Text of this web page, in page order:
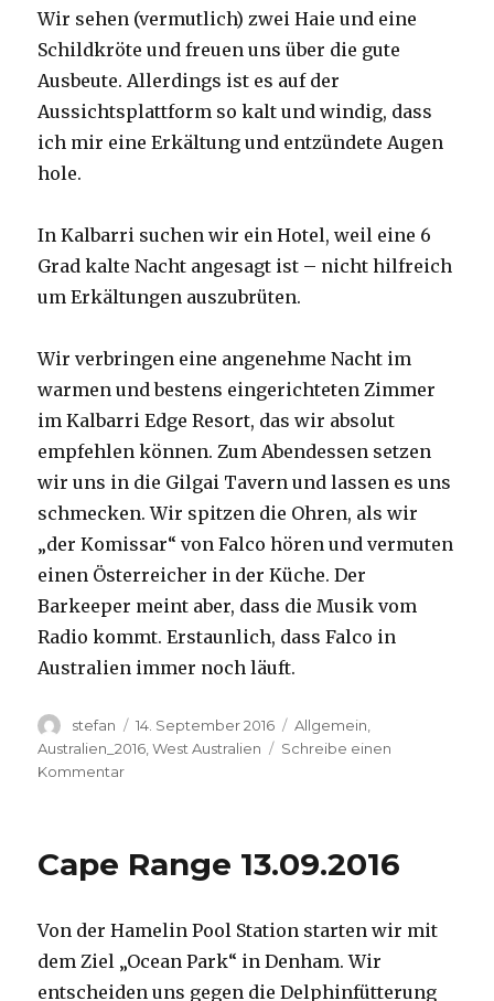
Wir sehen (vermutlich) zwei Haie und eine
Schildkröte und freuen uns über die gute
Ausbeute. Allerdings ist es auf der
Aussichtsplattform so kalt und windig, dass
ich mir eine Erkältung und entzündete Augen
hole.
In Kalbarri suchen wir ein Hotel, weil eine 6
Grad kalte Nacht angesagt ist – nicht hilfreich
um Erkältungen auszubrüten.
Wir verbringen eine angenehme Nacht im
warmen und bestens eingerichteten Zimmer
im Kalbarri Edge Resort, das wir absolut
empfehlen können. Zum Abendessen setzen
wir uns in die Gilgai Tavern und lassen es uns
schmecken. Wir spitzen die Ohren, als wir
„der Komissar“ von Falco hören und vermuten
einen Österreicher in der Küche. Der
Barkeeper meint aber, dass die Musik vom
Radio kommt. Erstaunlich, dass Falco in
Australien immer noch läuft.
Autor
stefan
Veröffentlicht
am
14. September 2016 Kategorien
Allgemein
Australien_2016 ,West Australien
Schreibe einen
Kommentarzu
Cape Range 13.09.2016
Von der Hamelin Pool Station starten wir mit
dem Ziel „Ocean Park“ in Denham. Wir
entscheiden uns gegen die Delphinfütterung